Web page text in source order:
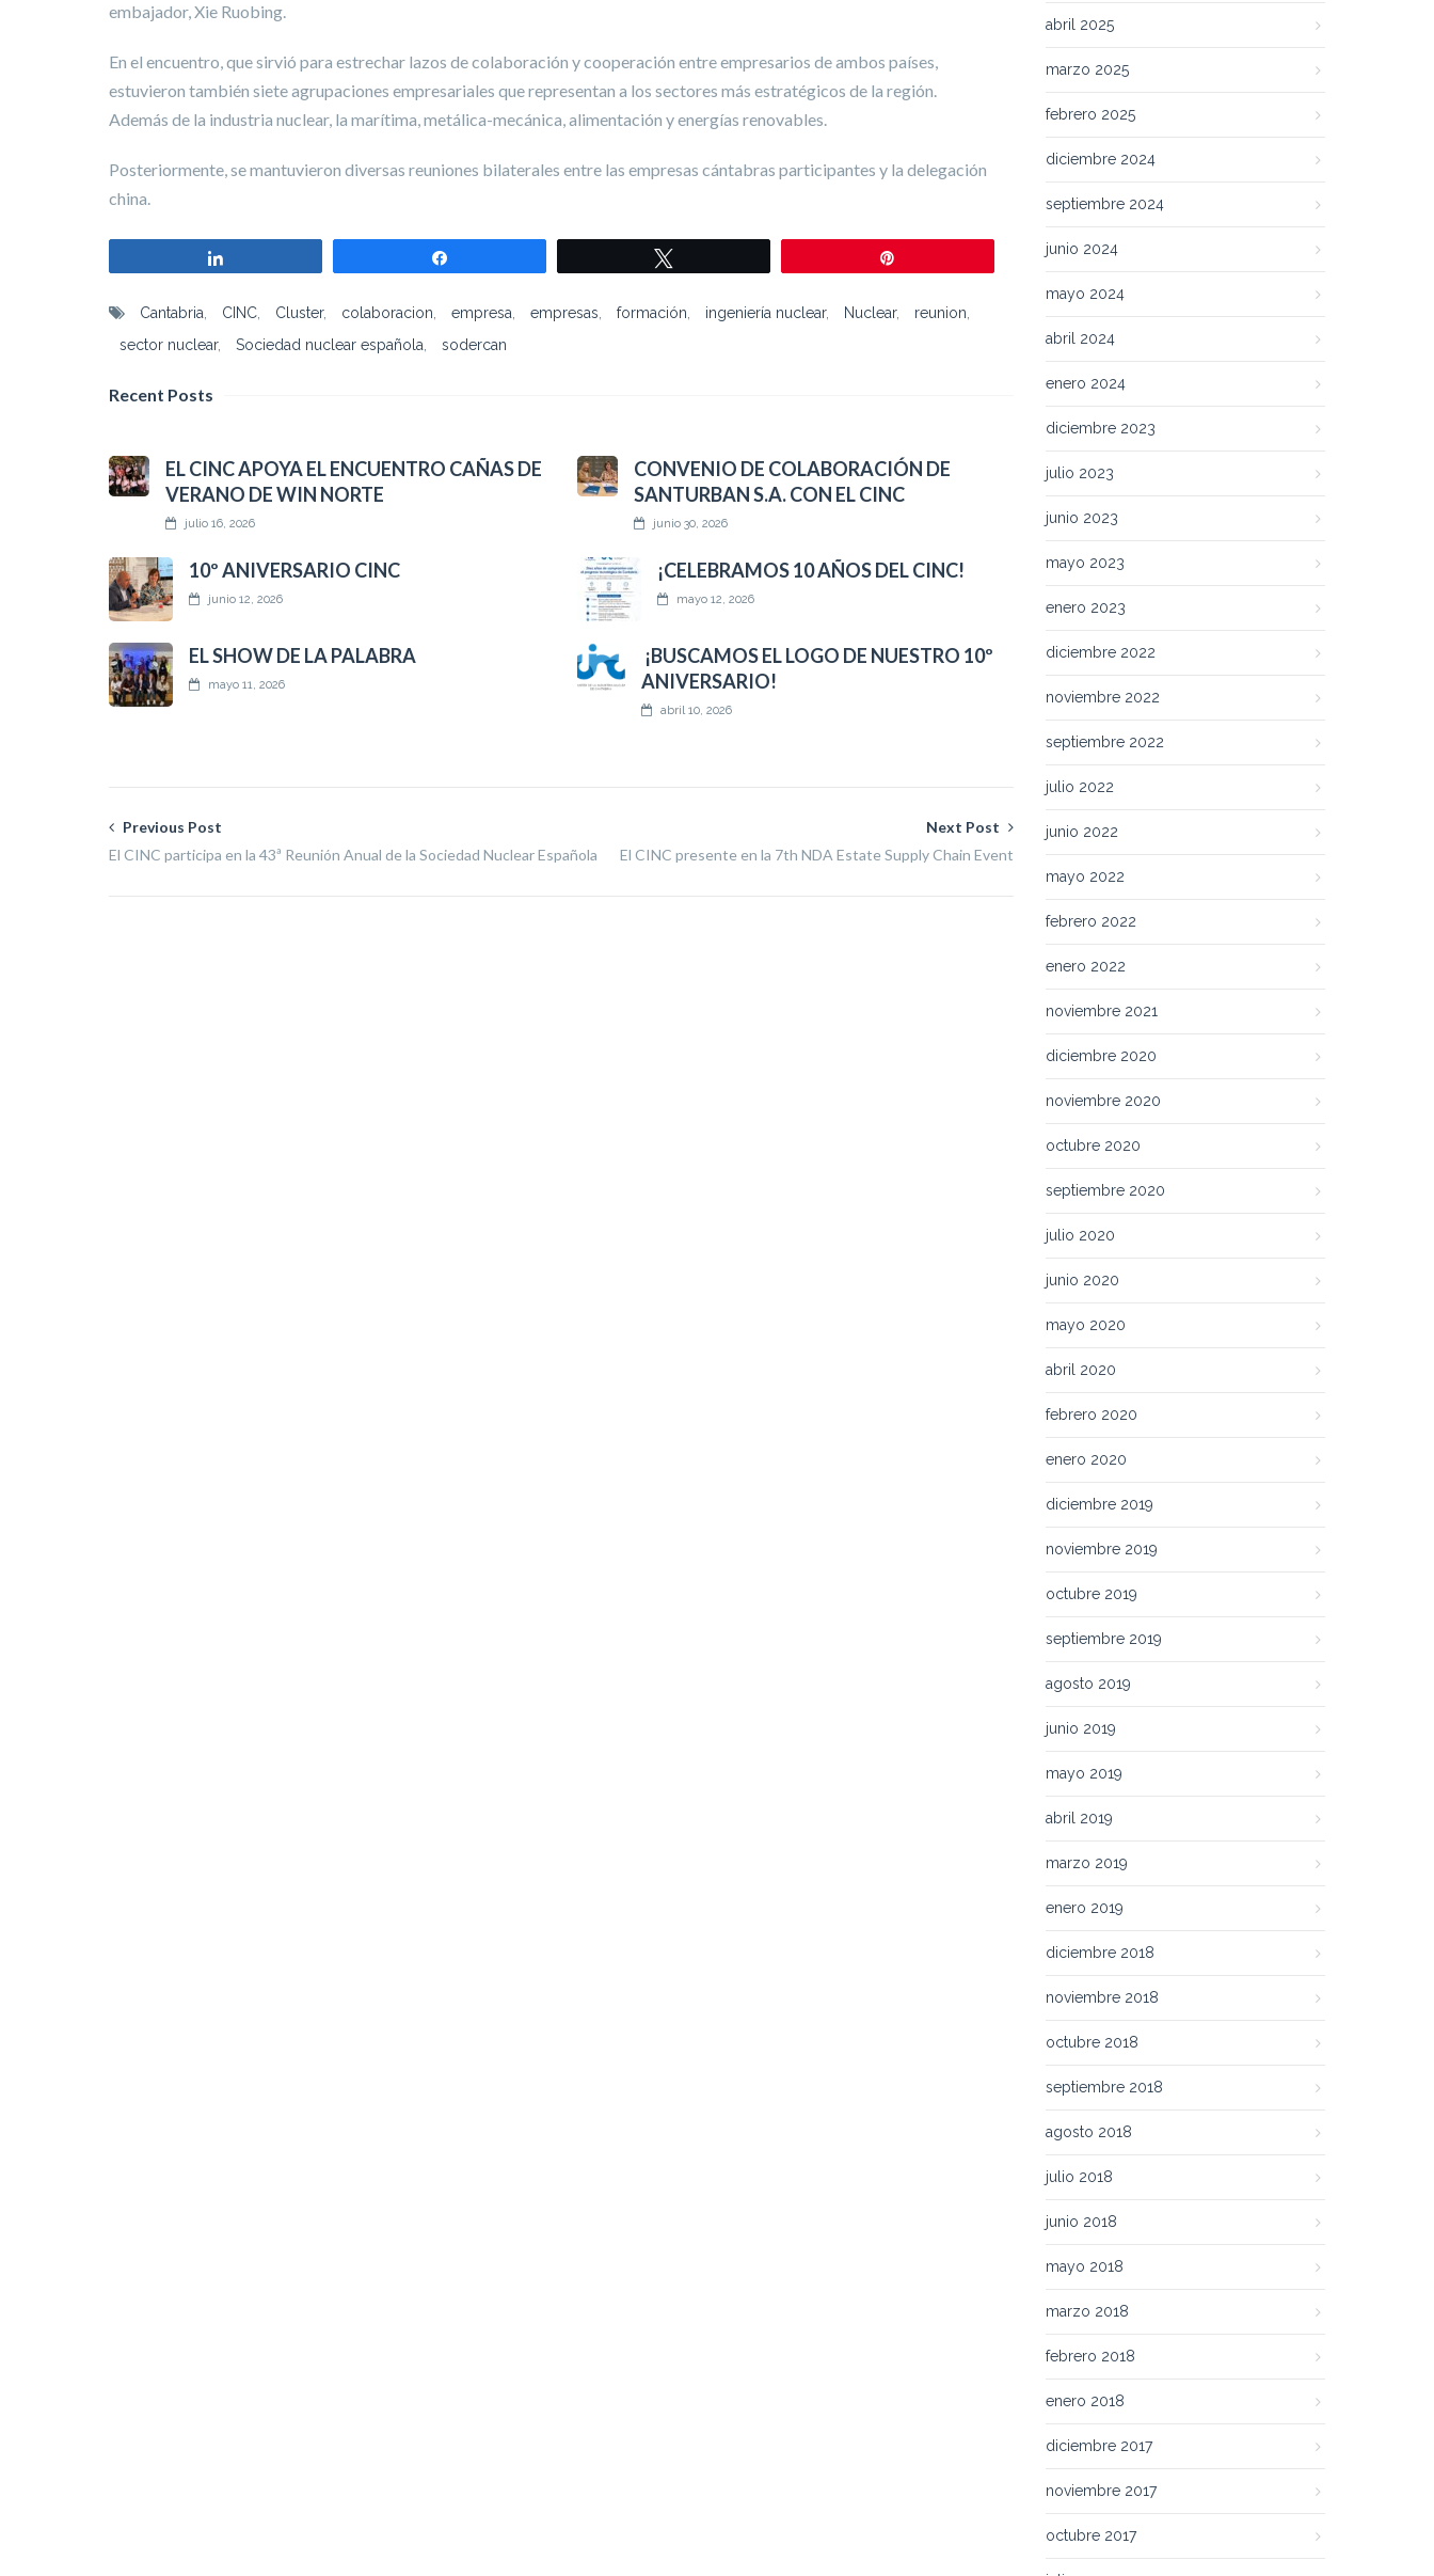
embajador, Xie Ruobing.
En el encuentro, que sirvió para estrechar lazos de colaboración y cooperación entre empresarios de ambos países,
estuvieron también siete agrupaciones empresariales que representan a los sectores más estratégicos de la región.
Además de la industria nuclear, la marítima, metálica-mecánica, alimentación y energías renovables.
Posteriormente, se mantuvieron diversas reuniones bilaterales entre las empresas cántabras participantes y la delegación
china.
Cantabria CINC Cluster, colaboracion empresa empresas formación ingeniería nuclear, Nuclear, reunion
sector nuclear, Sociedad nuclear española sodercan
Recent Posts
EL CINC APOYA EL ENCUENTRO CAÑAS DE
VERANO DE WIN NORTE
julio 16, 2026
CONVENIO DE COLABORACIÓN DE
SANTURBAN S.A. CON EL CINC
junio 30, 2026
10º ANIVERSARIO CINC
junio 12, 2026
¡CELEBRAMOS 10 AÑOS DEL CINC!
mayo 12, 2026
EL SHOW DE LA PALABRA
mayo 11, 2026
¡BUSCAMOS EL LOGO DE NUESTRO 10º
ANIVERSARIO!
abril 10, 2026
Previous Post
El CINC participa en la 43ª Reunión Anual de la Sociedad Nuclear Española
Next Post
El CINC presente en la 7th NDA Estate Supply Chain Event
abril 2025
marzo 2025
febrero 2025
diciembre 2024
septiembre 2024
junio 2024
mayo 2024
abril 2024
enero 2024
diciembre 2023
julio 2023
junio 2023
mayo 2023
enero 2023
diciembre 2022
noviembre 2022
septiembre 2022
julio 2022
junio 2022
mayo 2022
febrero 2022
enero 2022
noviembre 2021
diciembre 2020
noviembre 2020
octubre 2020
septiembre 2020
julio 2020
junio 2020
mayo 2020
abril 2020
febrero 2020
enero 2020
diciembre 2019
noviembre 2019
octubre 2019
septiembre 2019
agosto 2019
junio 2019
mayo 2019
abril 2019
marzo 2019
enero 2019
diciembre 2018
noviembre 2018
octubre 2018
septiembre 2018
agosto 2018
julio 2018
junio 2018
mayo 2018
marzo 2018
febrero 2018
enero 2018
diciembre 2017
noviembre 2017
octubre 2017